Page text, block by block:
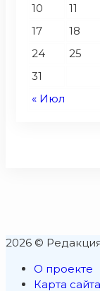
« Июл
10
11
17
18
24
25
31
2026 ©
О проекте
Карта сайта